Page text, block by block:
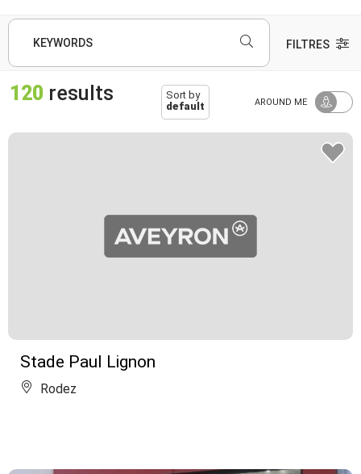
KEYWORDS FILTRES
120 results
Sort by
default
AROUND ME
Stade Paul Lignon
Rodez